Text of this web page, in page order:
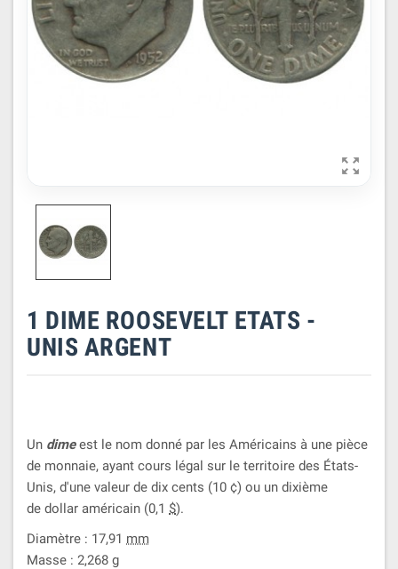

1 DIME ROOSEVELT ETATS -
UNIS ARGENT
Un dimeest le nom donné par les Américains à une pièce
de monnaie, ayant cours légal sur le territoire des États-
Unis, d'une valeur de dix cents (10 ¢) ou un dixième
de dollar américain (0,1 $).
Diamètre : 17,91 mm
Masse : 2,268 g